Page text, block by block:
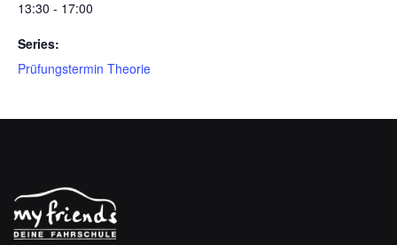
13:30 - 17:00
Series:
Prüfungstermin Theorie